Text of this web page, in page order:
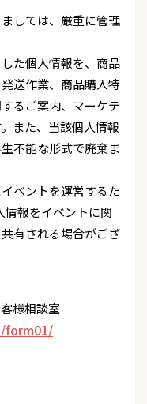
しては、厳重に管理
た個人情報を、商品
送作業、商品購入特
るご案内、マーケテ
また、当該個人情報
不能な形式で廃棄ま
ベントを運営するた
情報をイベントに関
有される場合がござ
様相談室
form01/